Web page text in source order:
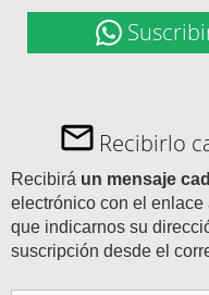
Recibirlo
Recibirá un mensaje
electrónico con el
que indicarnos su
suscripción desde el